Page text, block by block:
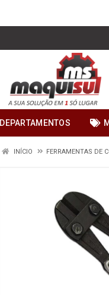
DEPARTAMENTOS
INÍCIO FERRAMENTAS DE